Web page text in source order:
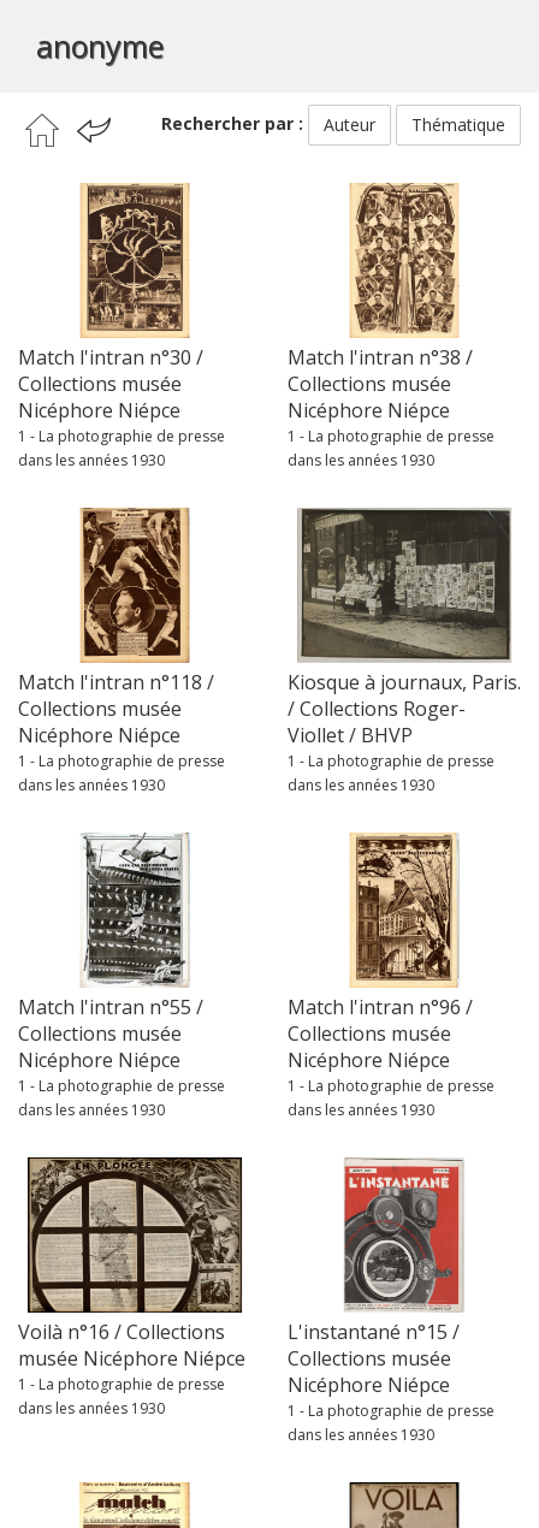
anonyme
Rechercher par : Auteur Thématique
Match l'intran n°30 /
Collections musée
Nicéphore Niépce
1 - La photographie de presse
dans les années 1930
Match l'intran n°38 /
Collections musée
Nicéphore Niépce
1 - La photographie de presse
dans les années 1930
Match l'intran n°118 /
Collections musée
Nicéphore Niépce
1 - La photographie de presse
dans les années 1930
Kiosque à journaux, Paris.
/ Collections Roger-
Viollet / BHVP
1 - La photographie de presse
dans les années 1930
Match l'intran n°55 /
Collections musée
Nicéphore Niépce
1 - La photographie de presse
dans les années 1930
Match l'intran n°96 /
Collections musée
Nicéphore Niépce
1 - La photographie de presse
dans les années 1930
Voilà n°16 / Collections
musée Nicéphore Niépce
1 - La photographie de presse
dans les années 1930
L'instantané n°15 /
Collections musée
Nicéphore Niépce
1 - La photographie de presse
dans les années 1930